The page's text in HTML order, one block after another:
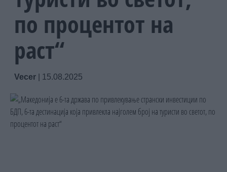
по процентот на
раст“
Vecer 15.08.2025